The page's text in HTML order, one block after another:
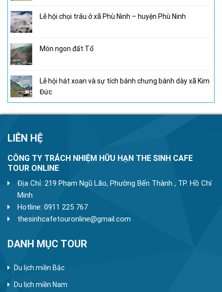
Lễ hội chọi trâu ở xã Phù Ninh – huyện Phù Ninh
Món ngon đất Tổ
Lễ hội hát xoan và sự tích bánh chưng bánh dày xã Kim
Đức
LIÊN HỆ
CÔNG TY TRÁCH NHIỆM HỮU HẠN THE SINH CAFE
TOUR ONLINE
Địa Chỉ: 219 Phạm Ngũ Lão, Phường Bến Thành , TP. Hồ Chí
Minh
Hotline: 0911 225 767
thesinhcafetouronline@gmail.com
DANH MỤC TOUR
Du lịch miền Bắc
Du lịch miền Nam